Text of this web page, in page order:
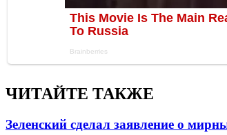
ЧИТАЙТЕ ТАКЖЕ
Зеленский сделал заявление о